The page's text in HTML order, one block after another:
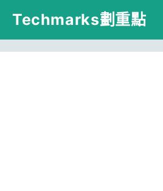
跳
主
Techmarks劃重點